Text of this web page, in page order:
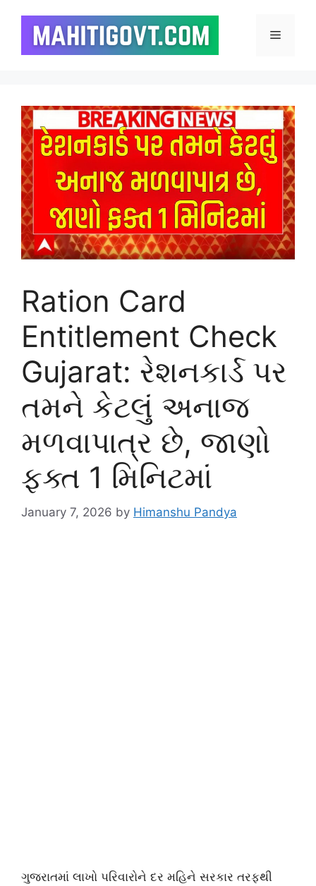
content
Menu
Ration Card
Entitlement Check
Gujarat: રેશનકાર્ડ પર
તમને કેટલું અનાજ
મળવાપાત્ર છે, જાણો
ફક્ત 1 મિનિટમાં
January 7, 2026 by Himanshu Pandya
ગુજરાતમાં લાખો પરિવારોને દર મહિને સરકાર તરફથી